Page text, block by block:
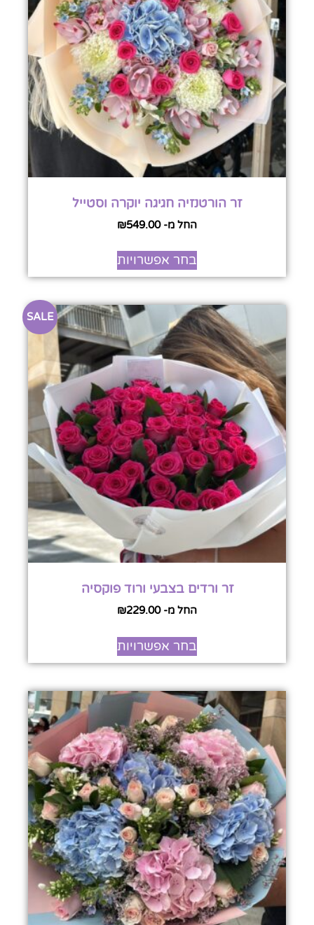
זר הורטנזיה חגיגה יוקרה וסטייל
החל מ- ₪549.00
בחר אפשרויות
SALE
זר ורדים בצבעי ורוד פוקסיה
החל מ- ₪229.00
בחר אפשרויות